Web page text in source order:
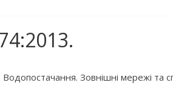
Зовнішні мережі та